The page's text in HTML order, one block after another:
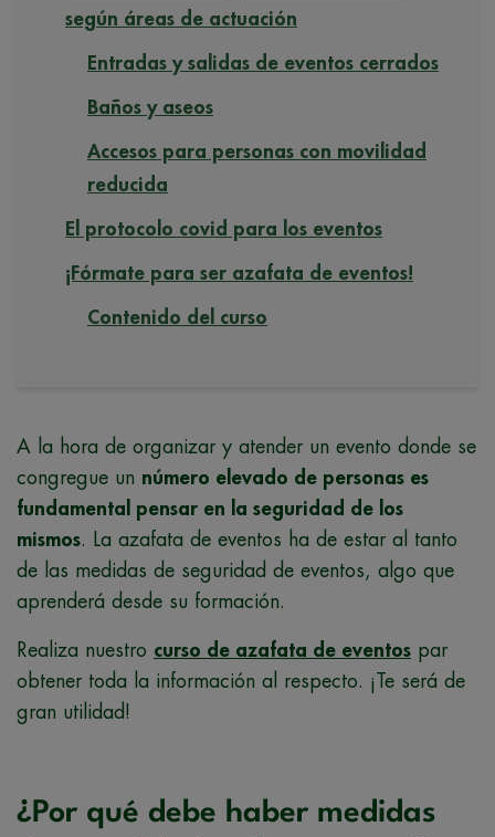
según áreas de actuación
Entradas y salidas de eventos cerrados
Baños y aseos
Accesos para personas con movilidad
reducida
El protocolo covid para los eventos
¡Fórmate para ser azafata de eventos!
Contenido del curso
A la hora de organizar y atender un evento donde se
congregue un número elevado de personas es
fundamental pensar en la seguridad de los
mismos. La azafata de eventos ha de estar al tanto
de las medidas de seguridad de eventos, algo que
aprenderá desde su formación.
Realiza nuestro curso de azafata de eventos par
obtener toda la información al respecto. ¡Te será de
gran utilidad!
¿Por qué debe haber medidas